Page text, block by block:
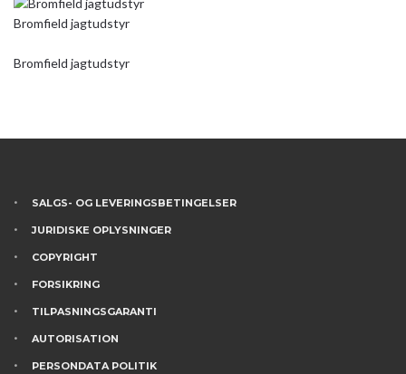
Bromfield jagtudstyr
Bromfield jagtudstyr
SALGS- OG LEVERINGSBETINGELSER
JURIDISKE OPLYSNINGER
COPYRIGHT
FORSIKRING
TILPASNINGSGARANTI
AUTORISATION
PERSONDATA POLITIK